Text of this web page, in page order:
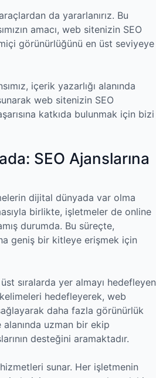
da yararlanırız. Bu
amacı, web sitenizin SEO
görünürlüğünü en üst seviyeye
içerik yazarlığı alanında
web sitenizin SEO
katkıda bulunmak için bizi
SEO Ajanslarına
dijital dünyada var olma
birlikte, işletmeler de online
durumda. Bu süreçte,
geniş bir kitleye erişmek için
sıralarda yer almayı hedefleyen
hedefleyerek, web
daha fazla görünürlük
uzman bir ekip
desteğini aramaktadır.
sunar. Her işletmenin